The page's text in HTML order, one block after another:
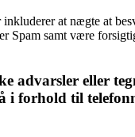
at nægte at
Spam samt være
advarsler eller
i forhold til